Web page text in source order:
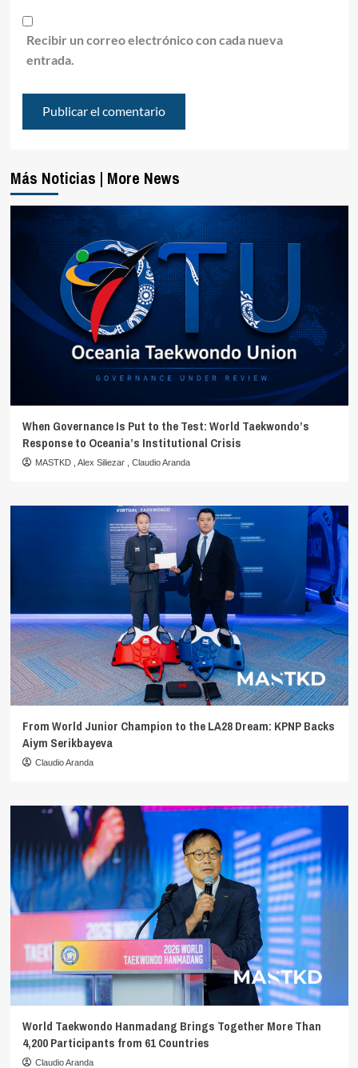
Recibir un correo electrónico con cada nueva
entrada.
Más Noticias | More News
When Governance Is Put to the Test: World Taekwondo’s
Response to Oceania’s Institutional Crisis
MASTKD Alex Siliezar Claudio Aranda
From World Junior Champion to the LA28 Dream: KPNP Backs
Aiym Serikbayeva
Claudio Aranda
World Taekwondo Hanmadang Brings Together More Than
4,200 Participants from 61 Countries
Claudio Aranda